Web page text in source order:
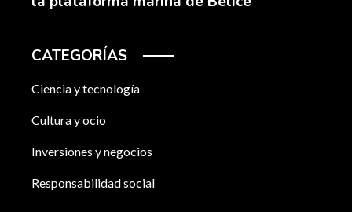
CATEGORÍAS
Ciencia y tecnología
Cultura y ocio
Inversiones y negocios
Responsabilidad social